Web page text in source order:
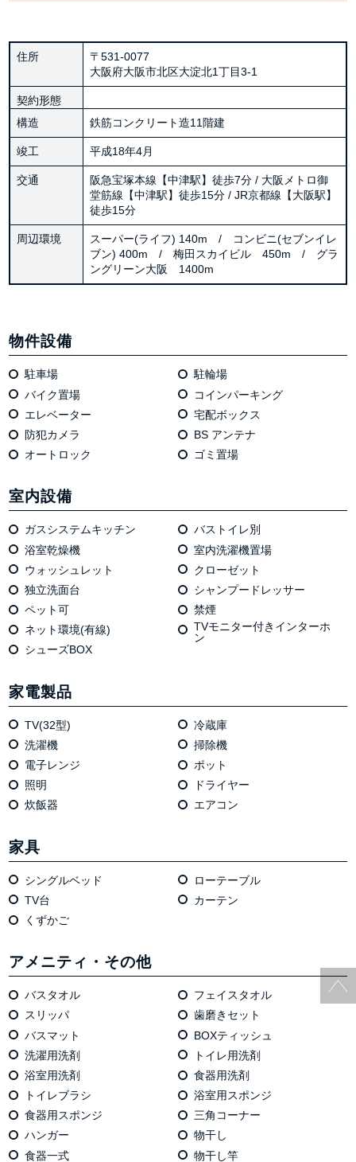
住所
〒531-0077
大阪府大阪市北区大淀北1丁目3-1
契約形態
構造
鉄筋コンクリート造11階建
竣工 平成18年4月
交通
阪急宝塚本線【中津駅】徒歩7分 / 大阪メトロ御
堂筋線【中津駅】徒歩15分 / JR京都線【大阪駅】
徒歩15分
周辺環境
スーパー(ライフ) 140m / コンビニ(セブンイレ
ブン) 400m / 梅田スカイビル 450m / グラ
ングリーン大阪 1400m
物件設備
駐車場
駐輪場
バイク置場
コインパーキング
エレベーター
宅配ボックス
防犯カメラ
BS アンテナ
オートロック
ゴミ置場
室内設備
ガスシステムキッチン
バストイレ別
浴室乾燥機
室内洗濯機置場
ウォッシュレット
クローゼット
独⽴洗⾯台
シャンプードレッサー
ペット可
禁煙
ネット環境(有線)
TVモニター付きインターホ
ン
シューズBOX
家電製品
TV(32型)
冷蔵庫
洗濯機
掃除機
電⼦レンジ
ポット
照明
ドライヤー
炊飯器
エアコン
家具
シングルベッド
ローテーブル
TV台
カーテン
くずかご
アメニティ・その他
バスタオル
フェイスタオル
スリッパ
歯磨きセット
バスマット
BOXティッシュ
洗濯用洗剤
トイレ用洗剤
浴室用洗剤
食器用洗剤
トイレブラシ
浴室用スポンジ
食器用スポンジ
三角コーナー
ハンガー
物干し
食器一式
物干し竿